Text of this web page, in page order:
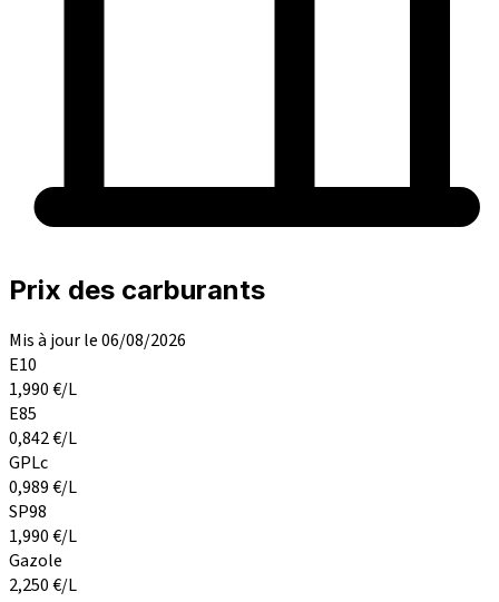
Prix des carburants
Mis à jour le 06/08/2026
E10
1,990€/L
E85
0,842€/L
GPLc
0,989€/L
SP98
1,990€/L
Gazole
2,250€/L